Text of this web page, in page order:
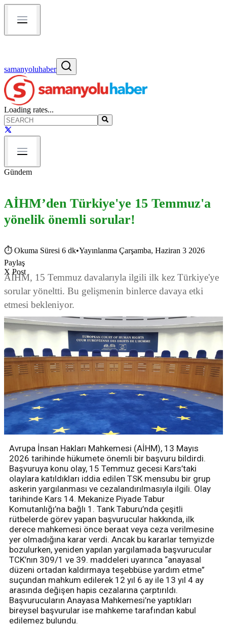
samanyoluhaber
Loading rates...
Gündem
AİHM’den Türkiye'ye 15 Temmuz'a
yönelik önemli sorular!
⏱ Okuma Süresi 6 dk•Yayınlanma Çarşamba, Haziran 3 2026
Paylaş
X Post
AİHM, 15 Temmuz davalarıyla ilgili ilk kez Türkiye'ye
sorular yöneltti. Bu gelişmenin binlerce davaya etki
etmesi bekleniyor.
Avrupa İnsan Hakları Mahkemesi (AİHM), 13 Mayıs
2026 tarihinde hükumete önemli bir başvuru bildirdi.
Başvuruya konu olay, 15 Temmuz gecesi Kars’taki
olaylara katıldıkları iddia edilen TSK mensubu bir grup
askerin yargılanması ve cezalandırılmasıyla ilgili. Olay
tarihinde Kars 14. Mekanize Piyade Tabur
Komutanlığı’na bağlı 1. Tank Taburu’nda çeşitli
rütbelerde görev yapan başvurucular hakkında, ilk
derece mahkemesi önce beraat veya ceza verilmesine
yer olmadığına karar verdi. Ancak bu kararlar temyizde
bozulurken, yeniden yapılan yargılamada başvurucular
TCK’nın 309/1 ve 39. maddeleri uyarınca “anayasal
düzeni ortadan kaldırmaya teşebbüse yardım etme”
suçundan mahkum edilerek 12 yıl 6 ay ile 13 yıl 4 ay
arasında değişen hapis cezalarına çarptırıldı.
Başvurucuların Anayasa Mahkemesi’ne yaptıkları
bireysel başvurular ise mahkeme tarafından kabul
edilemez bulundu.